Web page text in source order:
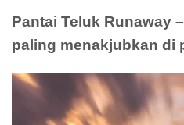
Pantai Teluk Runaway
paling menakjubkan di